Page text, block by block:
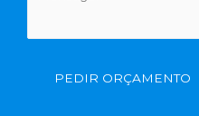
PEDIR ORÇAMENTO